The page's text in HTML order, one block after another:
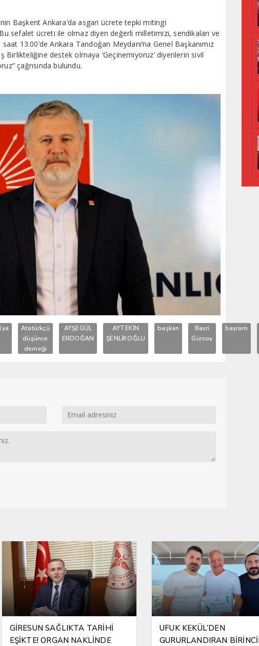
Başkent Ankara’da asgari ücrete tepki mitingi
sefalet ücreti ile olmaz diyen değerli milletimizi, sendikaları ve
13.00’de Ankara Tandoğan Meydanı’na Genel Başkanımız
Birlikteliğine destek olmaya ‘Geçinemiyoruz’ diyenlerin sivil
çağrısında bulundu.
Atatürkçü
düşünce
derneği
AYŞEGÜL
ERDOĞAN
AYTEKİN
ŞENLİKOĞLU
başkan
Basri
Gürsoy
bayram
GİRESUN SAĞLIKTA TARİHİ
EŞİKTE! ORGAN NAKLİNDE
UFUK KEKÜL’DEN
GURURLANDIRAN